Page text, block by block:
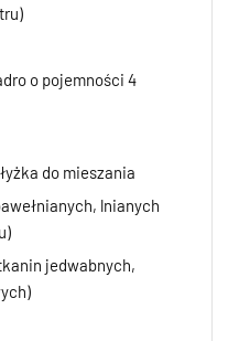
o pojemności 4
do mieszania
lnianych
jedwabnych,